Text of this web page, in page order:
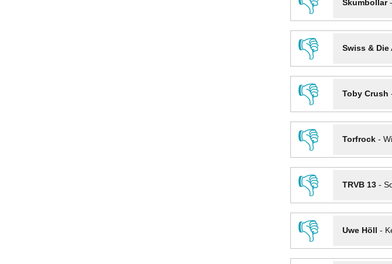
Skumbollar-
👎
Swiss & Die
👎
Toby Crush
👎
Torfrock-
👎
TRVB 13-
👎
Uwe Höll -